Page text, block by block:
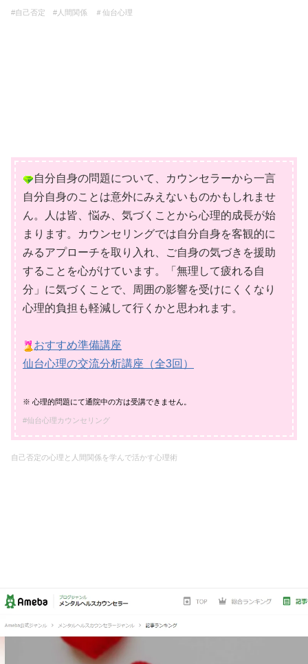
#自己否定 #人間関係 ＃仙台心理
自分自身の問題について、カウンセラーから一言
自分自身のことは意外にみえないものかもしれませ
ん。人は皆、悩み、気づくことから心理的成長が始
まります。カウンセリングでは自分自身を客観的に
みるアプローチを取り入れ、ご自身の気づきを援助
することを心がけています。「無理して疲れる自
分」に気づくことで、周囲の影響を受けにくくなり
心理的負担も軽減して行くかと思われます。
おすすめ準備講座
仙台心理の交流分析講座（全3回）
※ 心理的問題にて通院中の方は受講できません。
#仙台心理カウンセリング
自己否定の心理と人間関係を学んで活かす心理術